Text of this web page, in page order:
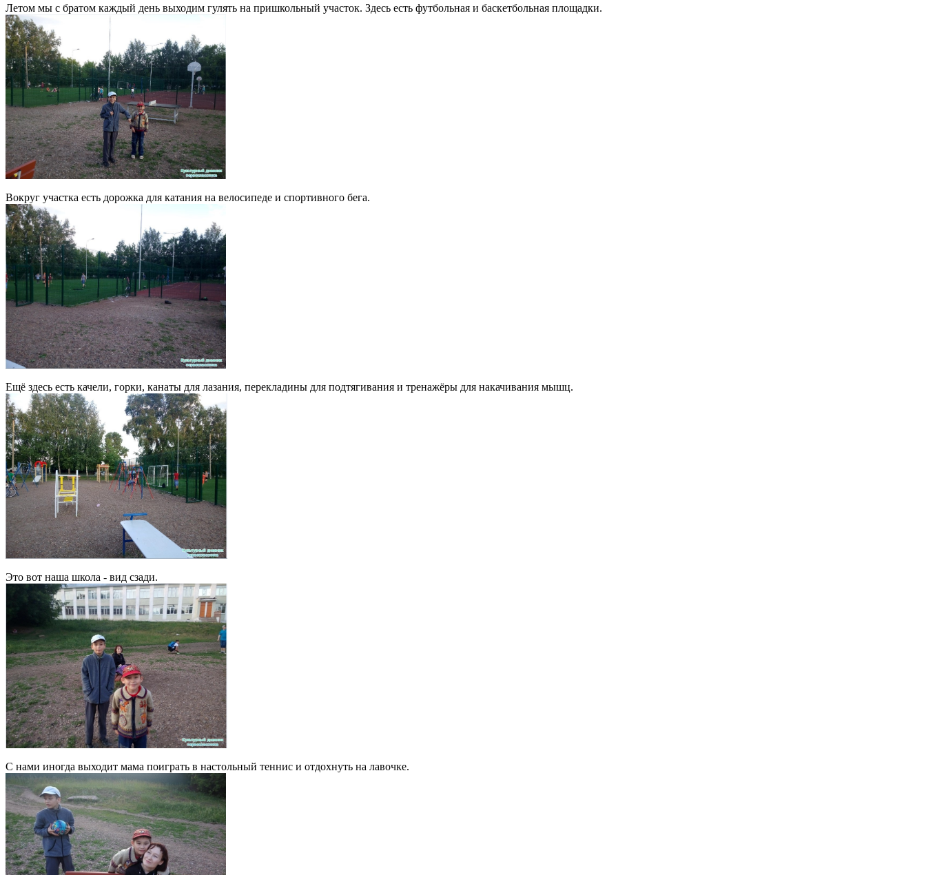
Летом мы с братом каждый день выходим гулять на пришкольный участок. Здесь есть футбольная и баскетбольная площадки.
Вокруг участка есть дорожка для катания на велосипеде и спортивного бега.
Ещё здесь есть качели, горки, канаты для лазания, перекладины для подтягивания и тренажёры для накачивания мышц.
Это вот наша школа - вид сзади.
С нами иногда выходит мама поиграть в настольный теннис и отдохнуть на лавочке.